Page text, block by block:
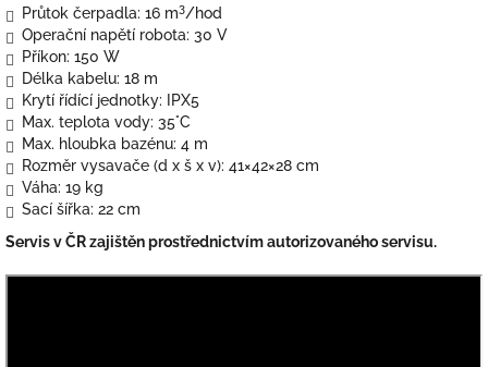
Průtok čerpadla: 16 m3/hod
Operační napětí robota: 30 V
Příkon: 150 W
Délka kabelu: 18 m
Krytí řídící jednotky: IPX5
Max. teplota vody: 35°C
Max. hloubka bazénu: 4 m
Rozměr vysavače (d x š x v): 41×42×28 cm
Váha: 19 kg
Sací šířka: 22 cm
Servis v ČR zajištěn prostřednictvím autorizovaného servisu.